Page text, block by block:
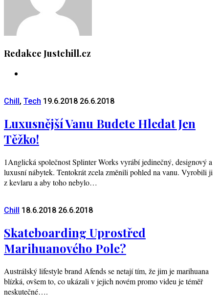
Redakce Justchill.cz
Chill , Tech 19.6.2018 26.6.2018
Luxusnější Vanu Budete Hledat Jen
Těžko!
1Anglická společnost Splinter Works vyrábí jedinečný, designový a
luxusní nábytek. Tentokrát zcela změnili pohled na vanu. Vyrobili ji
z kevlaru a aby toho nebylo…
Chill 18.6.2018 26.6.2018
Skateboarding Uprostřed
Marihuanového Pole?
Austrálský lifestyle brand Afends se netají tím, že jim je marihuana
blízká, ovšem to, co ukázali v jejich novém promo videu je téměř
neskutečné….